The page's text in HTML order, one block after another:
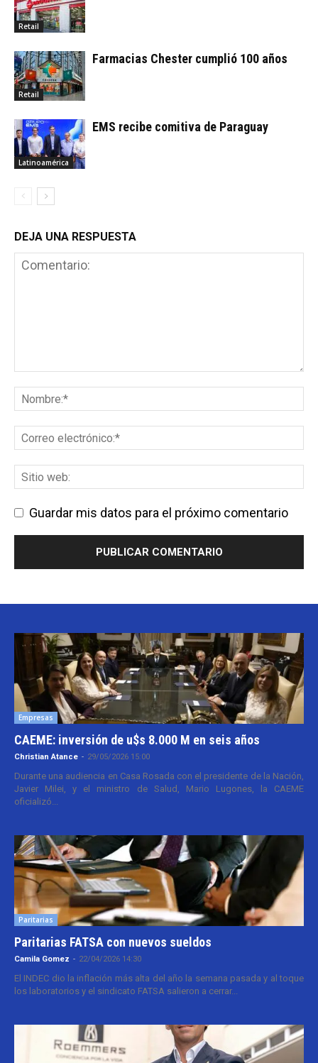
Retail
Retail
Farmacias Chester cumplió 100 años
Latinoamérica
EMS recibe comitiva de Paraguay
DEJA UNA RESPUESTA
Guardar mis datos para el próximo comentario
Empresas
CAEME: inversión de u$s 8.000 M en seis años
Christian Atance - 29/05/2026 15:00
Durante una audiencia en Casa Rosada con el presidente de la Nación,
Javier Milei, y el ministro de Salud, Mario Lugones, la CAEME
oficializó...
Paritarias
Paritarias FATSA con nuevos sueldos
Camila Gomez - 22/04/2026 14:30
El INDEC dio la inflación más alta del año la semana pasada y al toque
los laboratorios y el sindicato FATSA salieron a cerrar...